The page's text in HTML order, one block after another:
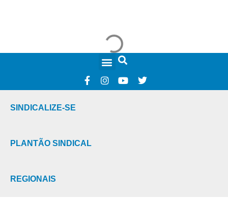
SINDICALIZE-SE
PLANTÃO SINDICAL
REGIONAIS